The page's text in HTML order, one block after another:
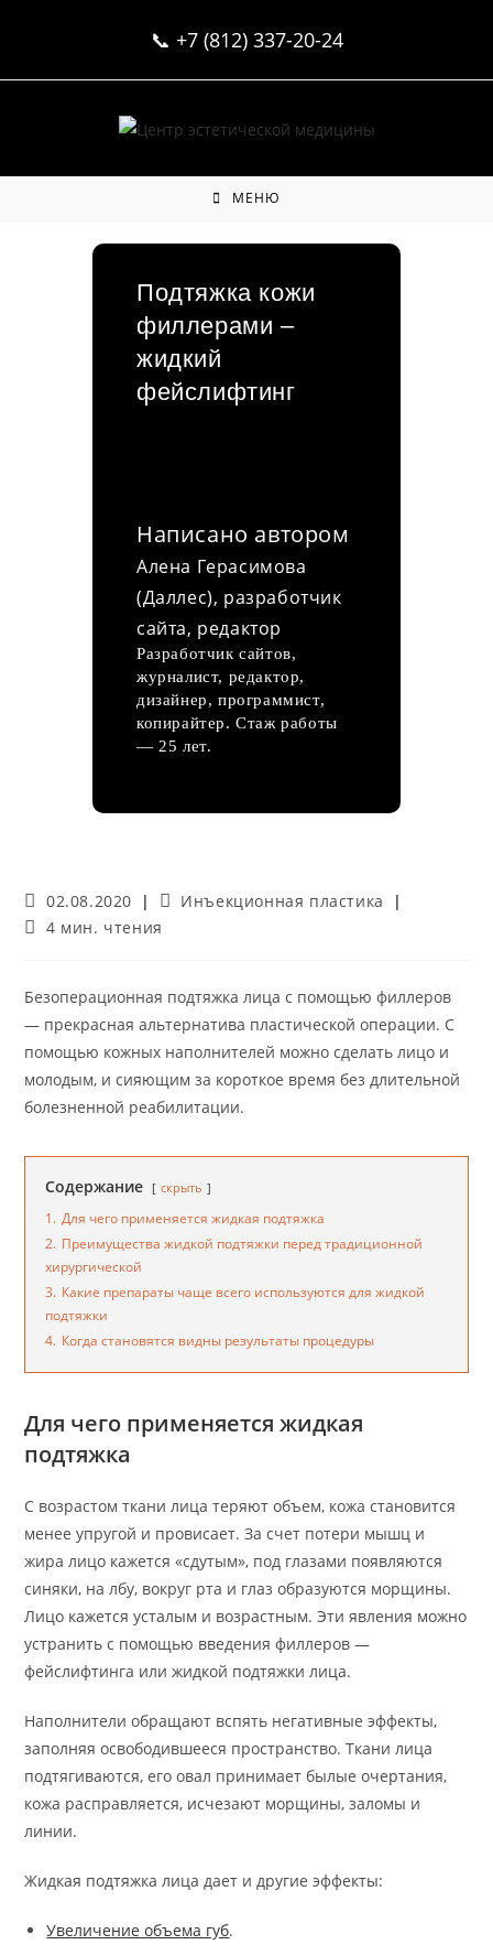
📞 +7 (812) 337-20-24
МЕНЮ
Подтяжка кожи
филлерами –
жидкий
фейслифтинг
Написано автором
Алена Герасимова
(Даллес), разработчик
сайта, редактор
Разработчик сайтов,
журналист, редактор,
дизайнер, программист,
копирайтер. Стаж работы
— 25 лет.
Запись
опубликована:
02.08.2020
Рубрика
записи:
Инъекционная пластика
Время
4 мин. чтения
Безоперационная подтяжка лица с помощью филлеров
— прекрасная альтернатива пластической операции. С
помощью кожных наполнителей можно сделать лицо и
молодым, и сияющим за короткое время без длительной
болезненной реабилитации.
Содержание скрыть
1. Для чего применяется жидкая подтяжка
2. Преимущества жидкой подтяжки перед традиционной
хирургической
3. Какие препараты чаще всего используются для жидкой
подтяжки
4. Когда становятся видны результаты процедуры
Для чего применяется жидкая
подтяжка
С возрастом ткани лица теряют объем, кожа становится
менее упругой и провисает. За счет потери мышц и
жира лицо кажется «сдутым», под глазами появляются
синяки, на лбу, вокруг рта и глаз образуются морщины.
Лицо кажется усталым и возрастным. Эти явления можно
устранить с помощью введения филлеров —
фейслифтинга или жидкой подтяжки лица.
Наполнители обращают вспять негативные эффекты,
заполняя освободившееся пространство. Ткани лица
подтягиваются, его овал принимает былые очертания,
кожа расправляется, исчезают морщины, заломы и
линии.
Жидкая подтяжка лица дает и другие эффекты:
Увеличение объема губ.